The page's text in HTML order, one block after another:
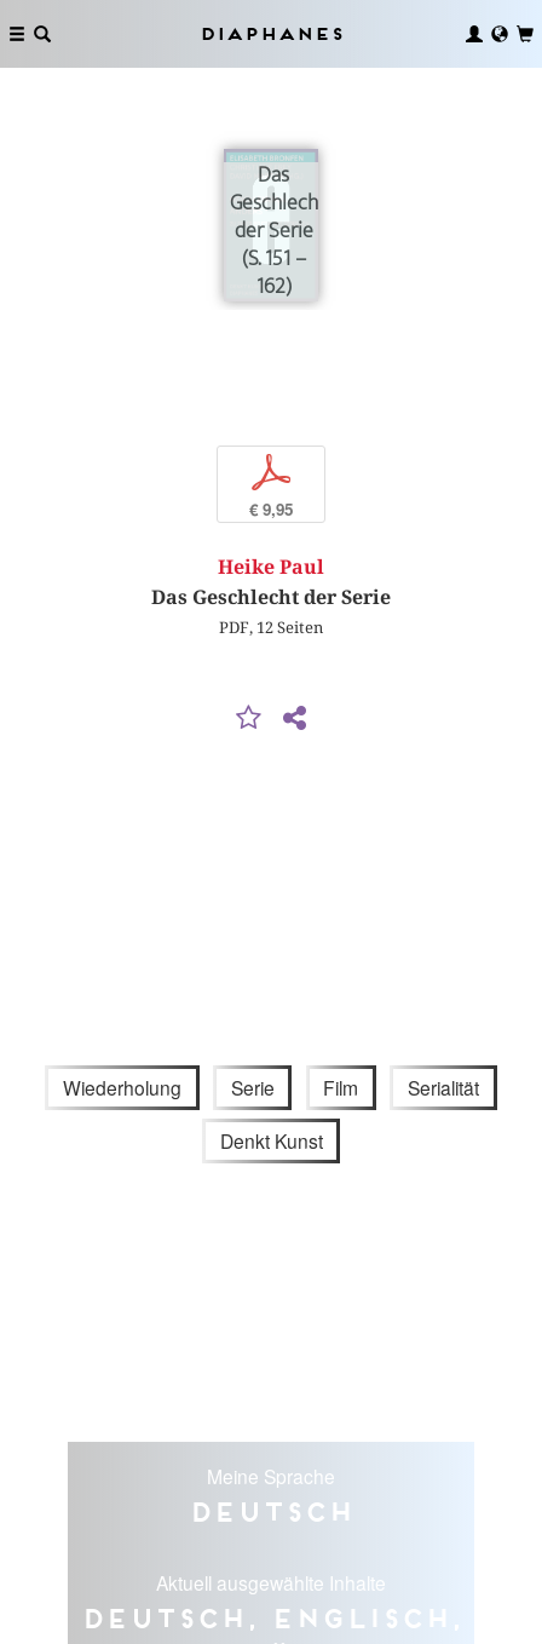
Diaphanes
Das
Geschlecht
der Serie
(S. 151 –
162)
p
€ 9,95
Heike Paul
Das Geschlecht der Serie
PDF, 12 Seiten
Wiederholung Serie Film Serialität
Denkt Kunst
Meine Sprache
Deutsch
Aktuell ausgewählte Inhalte
Deutsch, Englisch,